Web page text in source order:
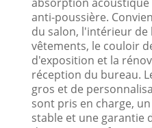
anti-poussière.
du salon, l'intérieur de
vêtements, le couloir
d'exposition et la
réception du bureau.
gros et de
sont pris en charge,
stable et une garantie